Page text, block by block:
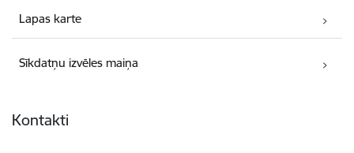
Lapas karte
Sīkdatņu izvēles maiņa
Kontakti